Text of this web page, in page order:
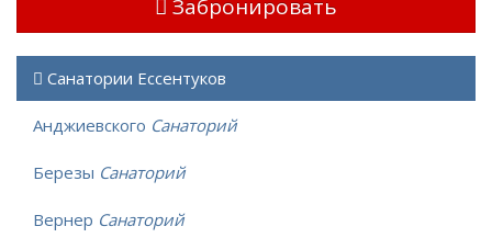
Забронировать
Санатории Ессентуков
Анджиевского Санаторий
Березы Санаторий
Вернер Санаторий